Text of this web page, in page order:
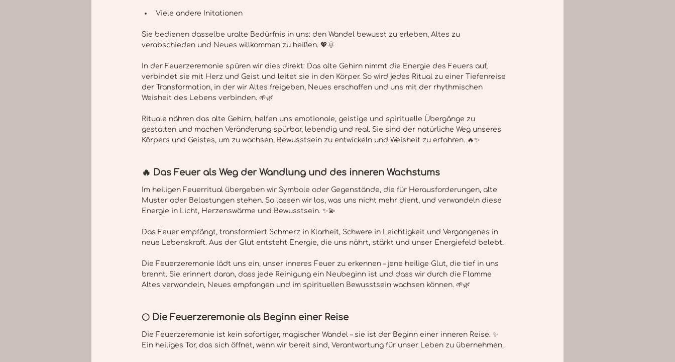
Viele andere Initationen
Sie bedienen dasselbe uralte Bedürfnis in uns: den Wandel bewusst zu erleben, Altes zu
verabschieden und Neues willkommen zu heißen. 💖🌞
In der Feuerzeremonie spüren wir dies direkt: Das alte Gehirn nimmt die Energie des Feuers auf,
verbindet sie mit Herz und Geist und leitet sie in den Körper. So wird jedes Ritual zu einer Tiefenreise
der Transformation, in der wir Altes freigeben, Neues erschaffen und uns mit der rhythmischen
Weisheit des Lebens verbinden. 🌱🌿
Rituale nähren das alte Gehirn, helfen uns emotionale, geistige und spirituelle Übergänge zu
gestalten und machen Veränderung spürbar, lebendig und real. Sie sind der natürliche Weg unseres
Körpers und Geistes, um zu wachsen, Bewusstsein zu entwickeln und Weisheit zu erfahren. 🔥✨
🔥 Das Feuer als Weg der Wandlung und des inneren Wachstums
Im heiligen Feuerritual übergeben wir Symbole oder Gegenstände, die für Herausforderungen, alte
Muster oder Belastungen stehen. So lassen wir los, was uns nicht mehr dient, und verwandeln diese
Energie in Licht, Herzenswärme und Bewusstsein. ✨💫
Das Feuer empfängt, transformiert Schmerz in Klarheit, Schwere in Leichtigkeit und Vergangenes in
neue Lebenskraft. Aus der Glut entsteht Energie, die uns nährt, stärkt und unser Energiefeld belebt.
Die Feuerzeremonie lädt uns ein, unser inneres Feuer zu erkennen – jene heilige Glut, die tief in uns
brennt. Sie erinnert daran, dass jede Reinigung ein Neubeginn ist und dass wir durch die Flamme
Altes verwandeln, Neues empfangen und im spirituellen Bewusstsein wachsen können. 🌱🌿
🌕 Die Feuerzeremonie als Beginn einer Reise
Die Feuerzeremonie ist kein sofortiger, magischer Wandel – sie ist der Beginn einer inneren Reise. ✨
Ein heiliges Tor, das sich öffnet, wenn wir bereit sind, Verantwortung für unser Leben zu übernehmen.